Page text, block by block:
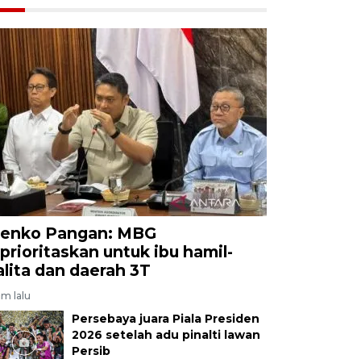
Pangan: MBG
untuk ibu hamil-
dan daerah 3T
lalu
Persebaya juara Piala Presiden
2026 setelah adu pinalti lawan
Persib